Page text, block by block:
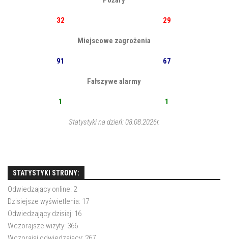
32 29
Miejscowe zagrożenia
91 67
Fałszywe alarmy
1 1
Statystyki na dzień: 08.08.2026r.
STATYSTYKI STRONY:
Odwiedzający online: 2
Dzisiejsze wyświetlenia: 17
Odwiedzający dzisiaj: 16
Wczorajsze wizyty: 366